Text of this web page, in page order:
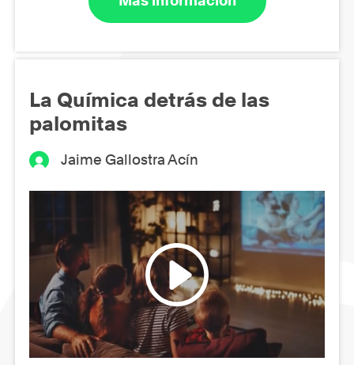
La Química detrás de las
palomitas
Jaime Gallostra Acín